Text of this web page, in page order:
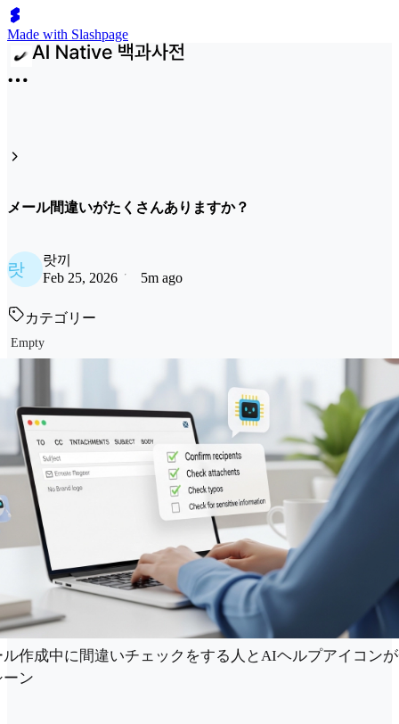
Made with Slashpage
メール間違いがたくさんありますか？
랏
랏끼
Feb 25, 2026
5m ago
カテゴリー
Empty
作成中に間違いチェックをする人とAIヘルプアイコン
ン